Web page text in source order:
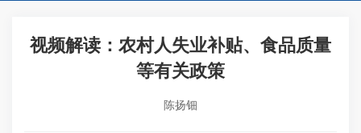
视频解读：农村人失业补贴、食品质量
等有关政策
陈扬钿